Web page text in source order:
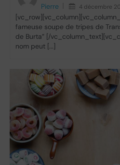
Pierre 4 décembre
fameuse soupe de tripes de
de Burta” [/
nom peut [...]